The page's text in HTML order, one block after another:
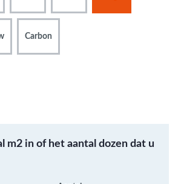
Carbon
m2 in of het aantal dozen dat u